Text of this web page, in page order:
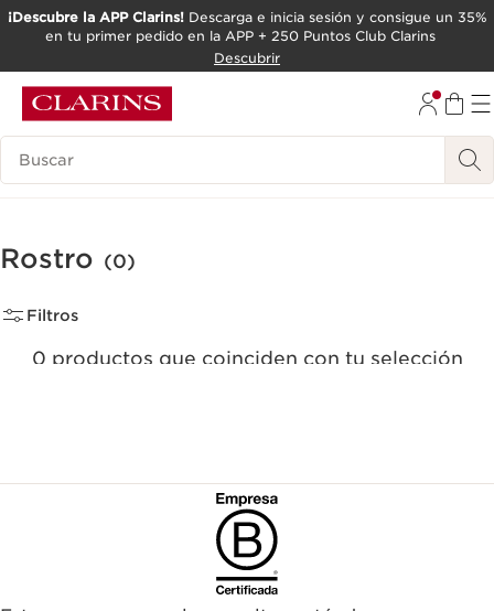
IR AL CONTENIDO
¡Descubre la APP Clarins!Descarga e inicia sesión y consigue un 35%
en tu primer pedido en la APP + 250 Puntos Club Clarins
Descubrir
Leyenda
Rostro (0)
Filtros
0 productos que coinciden con tu selección